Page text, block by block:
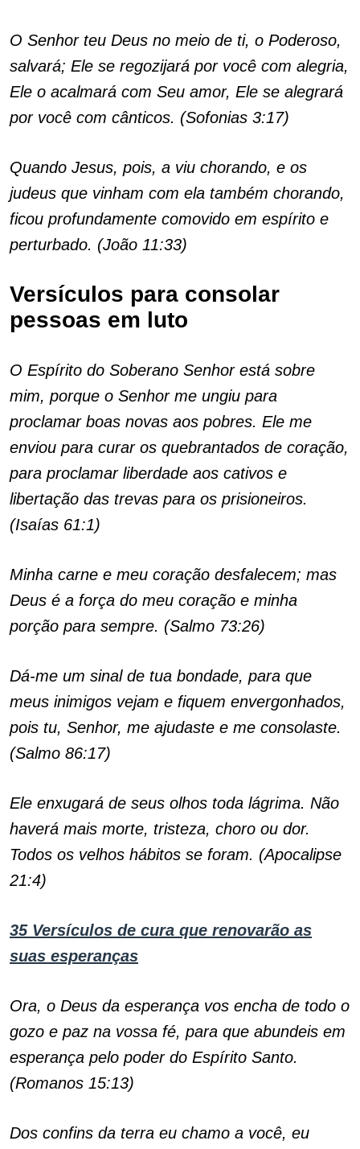
O Senhor teu Deus no meio de ti, o Poderoso,
salvará; Ele se regozijará por você com alegria,
Ele o acalmará com Seu amor, Ele se alegrará
por você com cânticos. (Sofonias 3:17)
Quando Jesus, pois, a viu chorando, e os
judeus que vinham com ela também chorando,
ficou profundamente comovido em espírito e
perturbado. (João 11:33)
Versículos para consolar
pessoas em luto
O Espírito do Soberano Senhor está sobre
mim, porque o Senhor me ungiu para
proclamar boas novas aos pobres. Ele me
enviou para curar os quebrantados de coração,
para proclamar liberdade aos cativos e
libertação das trevas para os prisioneiros.
(Isaías 61:1)
Minha carne e meu coração desfalecem; mas
Deus é a força do meu coração e minha
porção para sempre. (Salmo 73:26)
Dá-me um sinal de tua bondade, para que
meus inimigos vejam e fiquem envergonhados,
pois tu, Senhor, me ajudaste e me consolaste.
(Salmo 86:17)
Ele enxugará de seus olhos toda lágrima. Não
haverá mais morte, tristeza, choro ou dor.
Todos os velhos hábitos se foram. (Apocalipse
21:4)
35 Versículos de cura que renovarão as
suas esperanças
Ora, o Deus da esperança vos encha de todo o
gozo e paz na vossa fé, para que abundeis em
esperança pelo poder do Espírito Santo.
(Romanos 15:13)
Dos confins da terra eu chamo a você, eu